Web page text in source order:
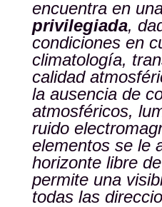
encuentra en
privilegiada,
condiciones en
climatología,
calidad
la ausencia de
atmosféricos,
ruido
elementos se le
horizonte libre
permite una
todas las